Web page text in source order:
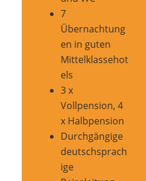
7
Übernachtung
en in guten
Mittelklassehot
els
3 x
Vollpension, 4
x Halbpension
Durchgängige
deutschsprach
ige